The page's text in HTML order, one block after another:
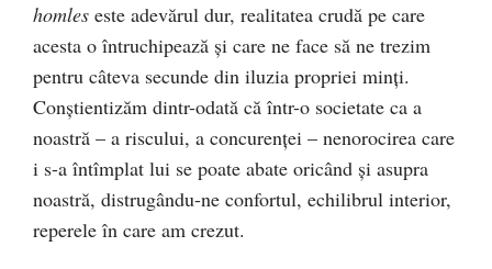
homles este adevărul dur, realitatea crudă pe care
acesta o întruchipează și care ne face să ne trezim
pentru câteva secunde din iluzia propriei minți.
Conștientizăm dintr-odată că într-o societate ca a
noastră – a riscului, a concurenței – nenorocirea care
i s-a întîmplat lui se poate abate oricând și asupra
noastră, distrugându-ne confortul, echilibrul interior,
reperele în care am crezut.